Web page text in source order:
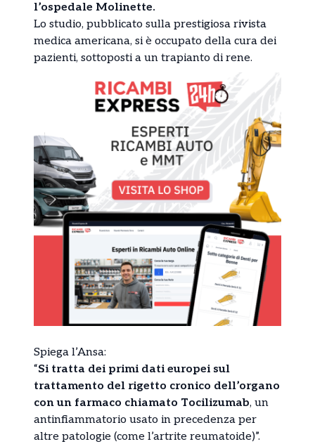
l’ospedale Molinette.
Lo studio, pubblicato sulla prestigiosa rivista
medica americana, si è occupato della cura dei
pazienti, sottoposti a un trapianto di rene.
Spiega l’Ansa:
“Si tratta dei primi dati europei sul
trattamento del rigetto cronico dell’organo
con un farmaco chiamato Tocilizumab, un
antinfiammatorio usato in precedenza per
altre patologie (come l’artrite reumatoide)”.